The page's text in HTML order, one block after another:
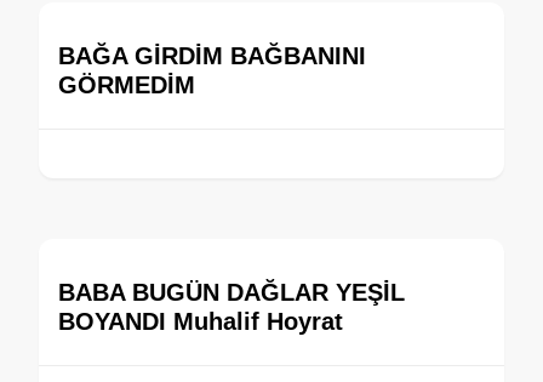
BAĞA GİRDİM BAĞBANINI
GÖRMEDİM
BABA BUGÜN DAĞLAR YEŞİL
BOYANDI Muhalif Hoyrat